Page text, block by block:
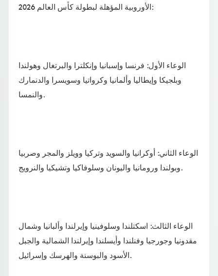
الأوروبية المؤهلة لبطولة كأس العالم 2026:
الوعاء الأول: فرنسا وإسبانيا وإنكلترا والبرتغال وهولندا
وبلجيكا وإيطاليا وألمانيا وكرواتيا وسويسرا والدنمارك
والنمسا.
الوعاء الثاني: أوكرانيا والسويد وتركيا وويلز والمجر وصربيا
وبولندا ورومانيا واليونان وسلوفاكيا وتشيكيا والنرويج.
الوعاء الثالث: اسكتلندا وسلوفينيا وإيرلندا وألبانيا وشمال
مقدونيا وجورجيا وفنلندا وأيسلندا وإيرلندا الشمالية والجبل
الأسود والبوسنة والهرسك وإسرائيل.